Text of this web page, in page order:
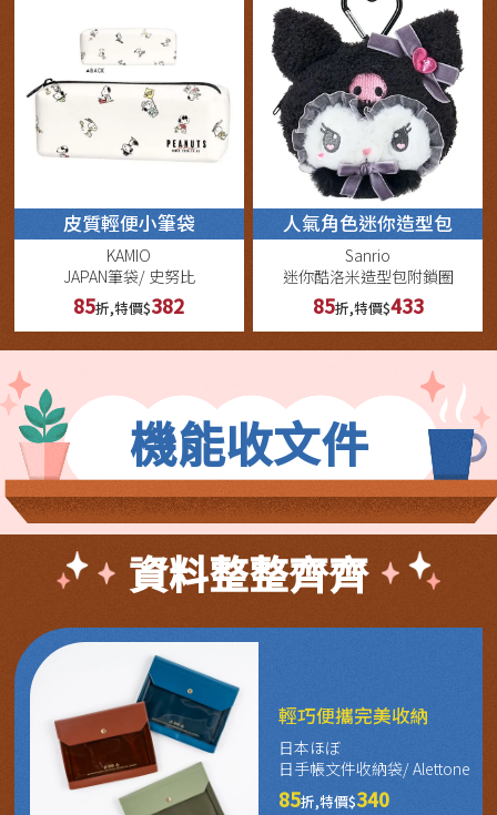
皮質輕便小筆袋
KAMIO
JAPAN筆袋/ 史努比
85折,特價$382
人氣角色迷你造型包
Sanrio
迷你酷洛米造型包附鎖圈
85折,特價$433
機能收文件
資料整整齊齊
輕巧便攜完美收納
日本ほぼ
日手帳文件收納袋/ Alettone
85折,特價$340